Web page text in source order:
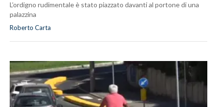
L’ordigno rudimentale è stato piazzato davanti al portone di una
palazzina
Roberto Carta